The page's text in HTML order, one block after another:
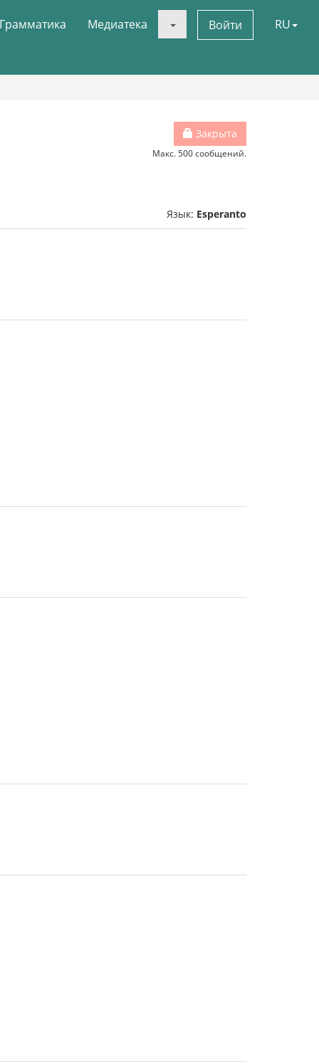
Грамматика Медиатека Войти RU
Закрыта
Макс. 500 сообщений.
Язык: Esperanto